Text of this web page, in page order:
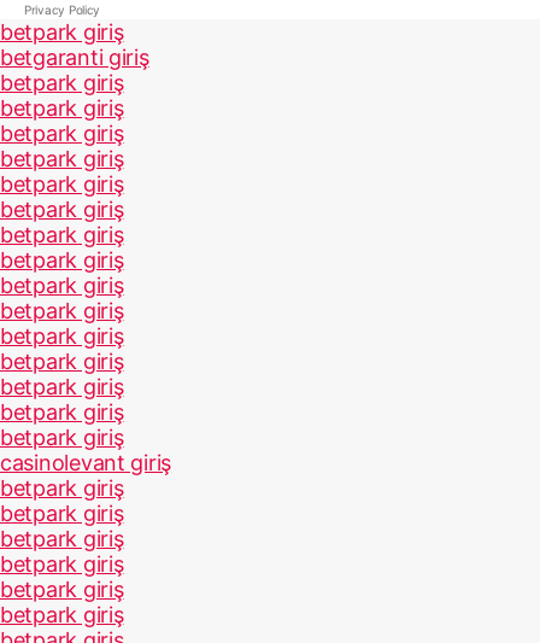
Privacy Policy
betpark giriş
betgaranti giriş
betpark giriş
betpark giriş
betpark giriş
betpark giriş
betpark giriş
betpark giriş
betpark giriş
betpark giriş
betpark giriş
betpark giriş
betpark giriş
betpark giriş
betpark giriş
betpark giriş
betpark giriş
casinolevant giriş
betpark giriş
betpark giriş
betpark giriş
betpark giriş
betpark giriş
betpark giriş